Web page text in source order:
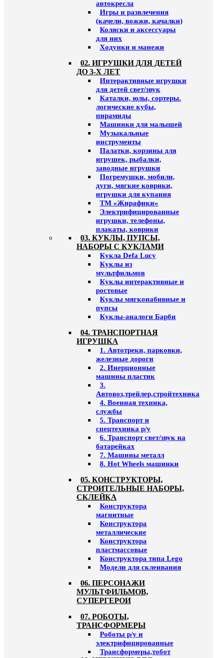
автокресла
Игры и развлечения
(качели, вожжи, качалки)
Коляски и аксессуары
для них
Ходунки и манежи
02. ИГРУШКИ ДЛЯ ДЕТЕЙ
ДО 3-Х ЛЕТ
Интерактивные игрушки
для детей свет/звук
Каталки, юлы, сортеры.
логические кубы,
пирамиды
Машинки для малышей
Музыкальные
инструменты
Палатки, корзины для
игрушек, рыбалки,
заводные игрушки
Погремушки, мобили,
дуги, мягкие коврики,
игрушки для купания
ТМ «Жирафики»
Электрифицированные
игрушки, телефоны,
плакаты, коврики
03. КУКЛЫ, ПУПСЫ,
НАБОРЫ С КУКЛАМИ
Кукла Defa Lucy
Куклы из
мультфильмов
Куклы интерактивные и
ростовые
Куклы мягконабивные и
пупсы
Куклы-аналоги Барби
04. ТРАНСПОРТНАЯ
ИГРУШКА
1. Автотреки, парковки,
железные дороги
2. Инерционные
машины пластик
3.
Автовоз,трейлер,стройтехника
4. Военная техника,
службы
5. Транспорт и
спецтехника р/у
6. Транспорт свет/звук на
батарейках
7. Машины металл
8. Hot Wheels машинки
05. КОНСТРУКТОРЫ,
СТРОИТЕЛЬНЫЕ НАБОРЫ,
СКЛЕЙКА
Конструктора
магнитные
Конструктора
металлические
Конструктора
пластмассовые
Конструктора типа Lego
Модели для склеивания
06. ПЕРСОНАЖИ
МУЛЬТФИЛЬМОВ,
СУПЕРГЕРОИ
07. РОБОТЫ,
ТРАНСФОРМЕРЫ
Роботы р/у и
электрифицированные
Трансформеры,тобот